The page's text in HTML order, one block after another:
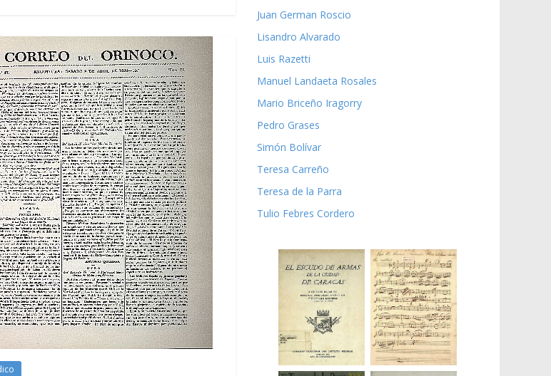
Juan German Roscio
Lisandro Alvarado
Luis Razetti
Manuel Landaeta Rosales
Mario Briceño Iragorry
Pedro Grases
Simón Bolívar
Teresa Carreño
Teresa de la Parra
Tulio Febres Cordero